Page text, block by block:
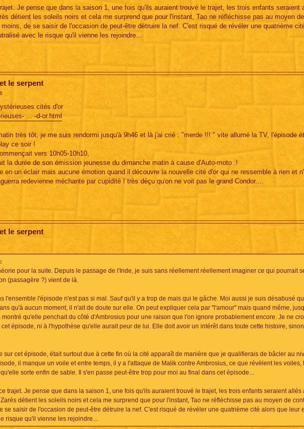
Je pense que dans la saison 1, une fois qu'ils auraient trouvé le trajet, les trois enfants seraient
détient les soleils noirs et cela me surprend que pour l'instant, Tao ne réfléchisse pas au moyen de
de se saisir de l'occasion de peut-être détruire la nef. C'est risqué de révéler une quatrième
avec le risque qu'il vienne les rejoindre...
le serpent
cités d'or
... -d-or.html
très tôt, je me suis rendormi jusqu'à 9h46 et là j'ai crié : "merde !!! " vite allumé la TV, l'épisode
ce soir !
vers 10h05-10h10,
la durée de son émission jeunesse du dimanche matin à cause d'Auto-moto :!
en un éclair mais aucune émotion quand il découvre la nouvelle cité d'or qui ne ressemble à rien et
redevienne méchante par cupidité ! très déçu qu'on ne voit pas le grand Condor....
le serpent
pour la suite. Depuis le passage de l'Inde, je suis sans réellement réellement imaginer ce qui pourrait
(passagère ?) vient de là.
l'ensemble l'épisode n'est pas si mal. Sauf qu'il y a trop de mais qui le gâche. Moi aussi je suis désabusé
qu'à aucun moment, il n'ait de doute sur elle. On peut expliquer cela par "l'amour" mais quand même,
qu'elle penchait du côté d'Ambrosius pour une raison que l'on ignore probablement encore. Je ne
épisode, ni à l'hypothèse qu'elle aurait peur de lui. Elle doit avoir un intérêt dans toute cette histoire,
sur cet épisode, était surtout due à cette fin où la cité apparaît de manière que je qualifierais de bâcler au
il manque un voile et entre temps, il y a l'attaque de Malik contre Ambrosius, ce que révèlent les voiles,
sorte enfin de sable. Il s'en passe peut-être trop pour moi au final dans cet épisode...
trajet. Je pense que dans la saison 1, une fois qu'ils auraient trouvé le trajet, les trois enfants seraient allés
détient les soleils noirs et cela me surprend que pour l'instant, Tao ne réfléchisse pas au moyen de
se saisir de l'occasion de peut-être détruire la nef. C'est risqué de révéler une quatrième cité alors que leur
risque qu'il vienne les rejoindre...